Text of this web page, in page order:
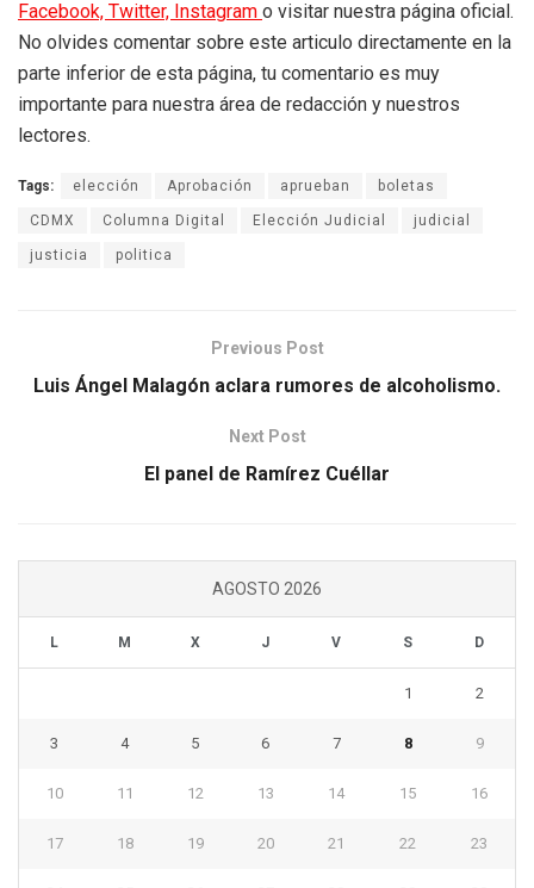
Facebook, Twitter, Instagram o visitar nuestra página oficial.
No olvides comentar sobre este articulo directamente en la
parte inferior de esta página, tu comentario es muy
importante para nuestra área de redacción y nuestros
lectores.
Tags: elección Aprobación aprueban boletas
CDMX Columna Digital Elección Judicial judicial
justicia politica
Previous Post
Luis Ángel Malagón aclara rumores de alcoholismo.
Next Post
El panel de Ramírez Cuéllar
AGOSTO 2026
L M X J V S D
1 2
3 4 5 6 7 8 9
10 11 12 13 14 15 16
17 18 19 20 21 22 23